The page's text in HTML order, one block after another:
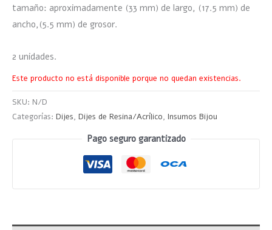
tamaño: aproximadamente (33 mm) de largo, (17.5 mm) de
ancho,(5.5 mm) de grosor.
2 unidades.
Este producto no está disponible porque no quedan existencias.
SKU: N/D
Categorías: Dijes, Dijes de Resina/Acrílico, Insumos Bijou
Pago seguro garantizado